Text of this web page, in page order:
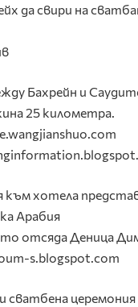
да свири на
Бахрейн и
25 километра.
хотела
Арабия
отсяда Деница
s.blogspot.com
сватбена